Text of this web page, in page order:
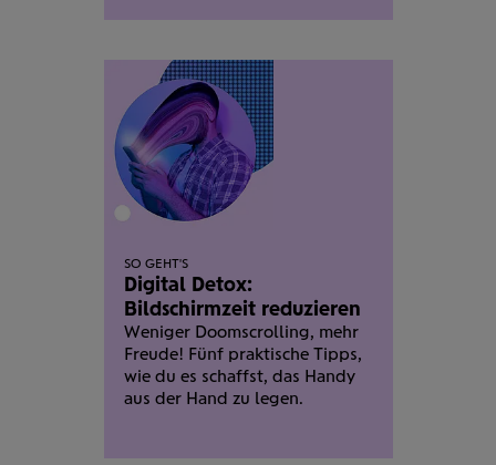
SO GEHT'S
Digital Detox:
Bildschirmzeit reduzieren
Weniger Doom­scrolling, mehr
Freude! Fünf praktische Tipps,
wie du es schaffst, das Handy
aus der Hand zu legen.